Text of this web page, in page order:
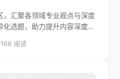
，汇聚各领域专业观点与深度
选题，助力提升内容深度与
168 阅读